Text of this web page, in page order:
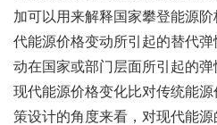
加可以用来解释国家攀登能源
代能源价格变动所引起的替代
动在国家或部门层面所引起的
现代能源价格变化比对传统能
策设计的角度来看，对现代能